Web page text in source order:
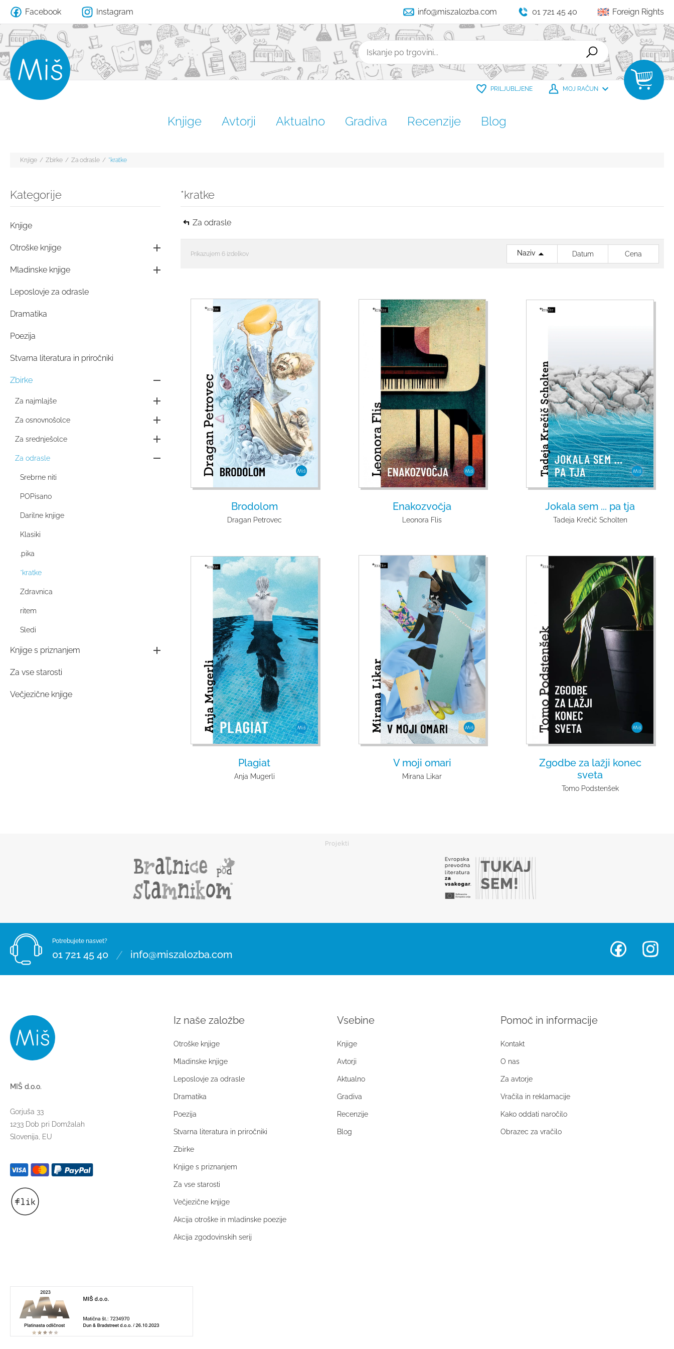
Facebook Instagram info@miszalozba.com 01 721 45 40 Foreign Rights
Išči
PRILJUBLJENE MOJ RAČUN
Knjige Avtorji Aktualno Gradiva Recenzije Blog
Knjige / Zbirke / Za odrasle / *kratke
Kategorije
Knjige
Otroške knjige
Mladinske knjige
Leposlovje za odrasle
Dramatika
Poezija
Stvarna literatura in priročniki
Zbirke
Za najmlajše
Za osnovnošolce
Za srednješolce
Za odrasle
Srebrne niti
POPisano
Darilne knjige
Klasiki
.pika
*kratke
Zdravnica
ritem
Sledi
Knjige s priznanjem
Za vse starosti
Večjezične knjige
*kratke
Za odrasle
Prikazujem 6 izdelkov Naziv Datum Cena
Brodolom
Dragan Petrovec
Enakozvočja
Leonora Flis
Jokala sem ... pa tja
Tadeja Krečič Scholten
Plagiat
Anja Mugerli
V moji omari
Mirana Likar
Zgodbe za lažji konec
sveta
Tomo Podstenšek
Potrebujete nasvet?
01 721 45 40 / info@miszalozba.com
MIŠ d.o.o.
Gorjuša 33
1233 Dob pri Domžalah
Slovenija, EU
Iz naše založbe
Otroške knjige
Mladinske knjige
Leposlovje za odrasle
Dramatika
Poezija
Stvarna literatura in priročniki
Zbirke
Knjige s priznanjem
Za vse starosti
Večjezične knjige
Akcija otroške in mladinske poezije
Akcija zgodovinskih serij
Vsebine
Knjige
Avtorji
Aktualno
Gradiva
Recenzije
Blog
Pomoč in informacije
Kontakt
O nas
Za avtorje
Vračila in reklamacije
Kako oddati naročilo
Obrazec za vračilo